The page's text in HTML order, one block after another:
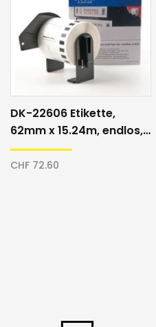
DK-22606 Etikette,
62mm x 15.24m, endlos,
gelb/schwarz
CHF 72.60